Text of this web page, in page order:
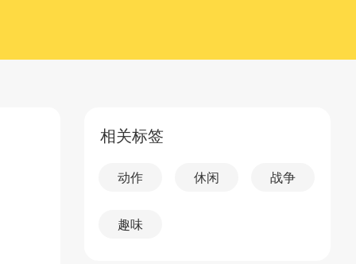
相关标签
动作 休闲 战争
趣味